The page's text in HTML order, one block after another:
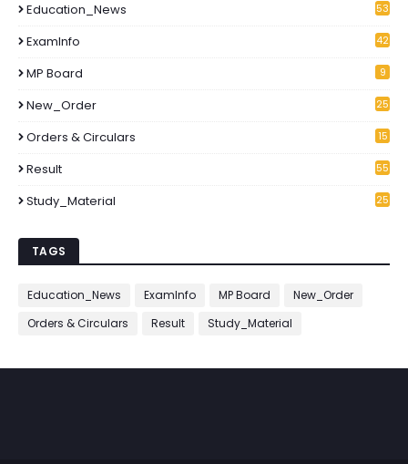
Education_News
53
ExamInfo
42
MP Board 9
New_Order
25
Orders & Circulars
15
Result 55
Study_Material
25
TAGS
Education_News ExamInfo MP Board
New_Order
Orders & Circulars
Result Study_Material